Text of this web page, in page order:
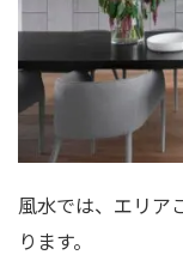
風水では、エリア
ります。